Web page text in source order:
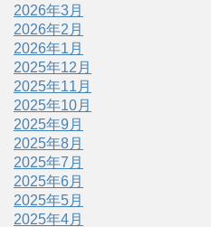
2026年3月
2026年2月
2026年1月
2025年12月
2025年11月
2025年10月
2025年9月
2025年8月
2025年7月
2025年6月
2025年5月
2025年4月